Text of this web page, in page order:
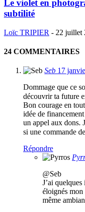
Le violet en
subtilité
Loïc TRIPIER - 22 juillet
24 COMMENTAIRES
Seb 17
Dommage que ce
découvrir ta future
Bon courage en
idée de
un appel aux dons.
si une commande
Répondre
@Seb
J’ai
éloignés mon
même